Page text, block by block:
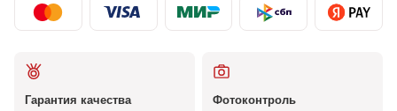
Гарантия качества
Фотоконтроль